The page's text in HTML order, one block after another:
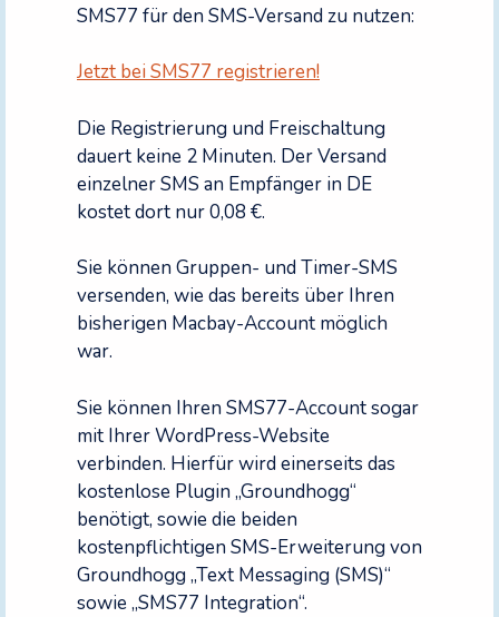
SMS77 für den SMS-Versand zu nutzen:
Jetzt bei SMS77 registrieren!
Die Registrierung und Freischaltung
dauert keine 2 Minuten. Der Versand
einzelner SMS an Empfänger in DE
kostet dort nur 0,08 €.
Sie können Gruppen- und Timer-SMS
versenden, wie das bereits über Ihren
bisherigen Macbay-Account möglich
war.
Sie können Ihren SMS77-Account sogar
mit Ihrer WordPress-Website
verbinden. Hierfür wird einerseits das
kostenlose Plugin „Groundhogg“
benötigt, sowie die beiden
kostenpflichtigen SMS-Erweiterung von
Groundhogg „Text Messaging (SMS)“
sowie „SMS77 Integration“.